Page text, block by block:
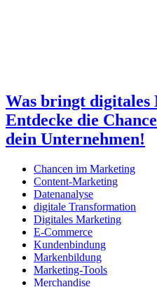
Was bringt digitales
Entdecke die
dein Unternehmen!
Chancen im Marketing
Content-Marketing
Datenanalyse
digitale Transformation
Digitales Marketing
E-Commerce
Kundenbindung
Markenbildung
Marketing-Tools
Merchandise